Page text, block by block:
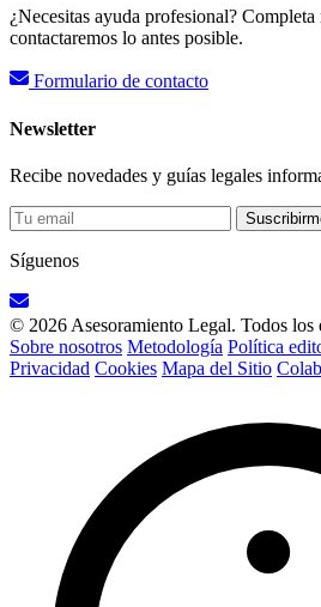
¿Necesitas ayuda profesional?
contactaremos lo antes posible.
Formulario de contacto
Newsletter
Recibe novedades y guías legales
Síguenos
© 2026 Asesoramiento Legal. Todos los
Sobre nosotros Metodología Política
Privacidad Cookies Mapa del Sitio